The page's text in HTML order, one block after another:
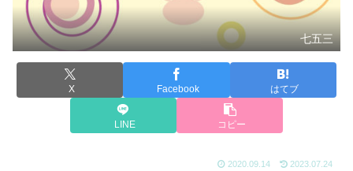
七五三
X Facebook はてブ
LINE コピー
2020.09.14 2023.07.24